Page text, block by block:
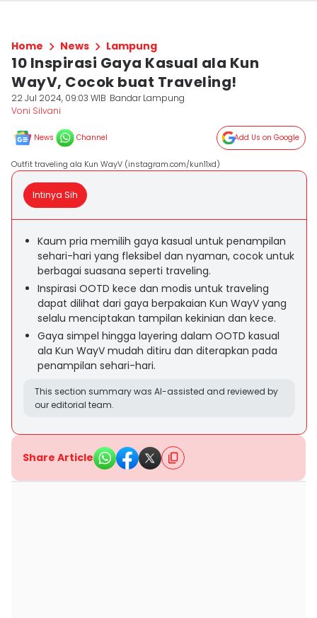
Home News Lampung
10 Inspirasi Gaya Kasual ala Kun
WayV, Cocok buat Traveling!
22 Jul 2024, 09:03 WIB Bandar Lampung
Voni Silvani
News Channel Add Us on Google
Outfit traveling ala Kun WayV (instagram.com/kun11xd)
Intinya Sih
Kaum pria memilih gaya kasual untuk penampilan
sehari-hari yang fleksibel dan nyaman, cocok untuk
berbagai suasana seperti traveling.
Inspirasi OOTD kece dan modis untuk traveling
dapat dilihat dari gaya berpakaian Kun WayV yang
selalu menciptakan tampilan kekinian dan kece.
Gaya simpel hingga layering dalam OOTD kasual
ala Kun WayV mudah ditiru dan diterapkan pada
penampilan sehari-hari.
This section summary was AI-assisted and reviewed by
our editorial team.
Share Article